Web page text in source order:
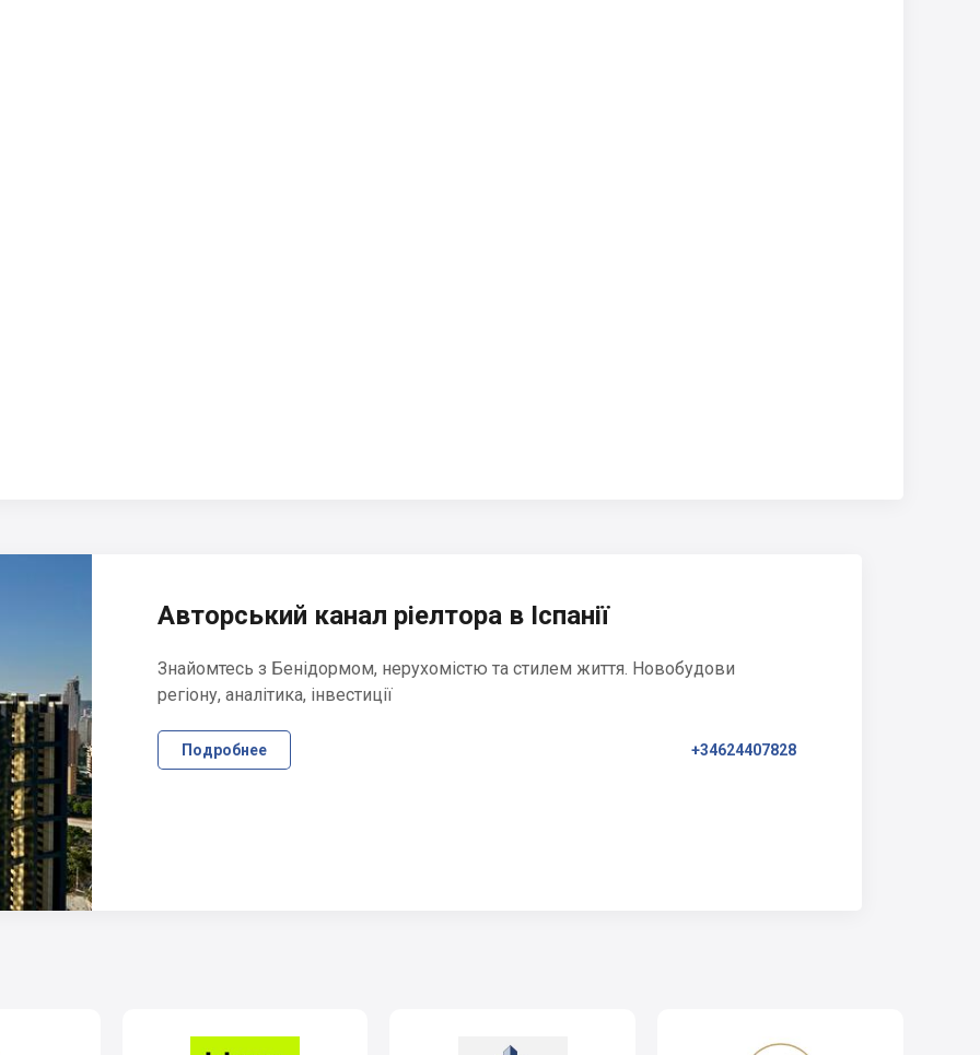
Авторський канал ріелтора в Іспанії
Знайомтесь з Бенідормом, нерухомістю та стилем життя. Новобудови
регіону, аналітика, інвестиції
Подробнее +34624407828